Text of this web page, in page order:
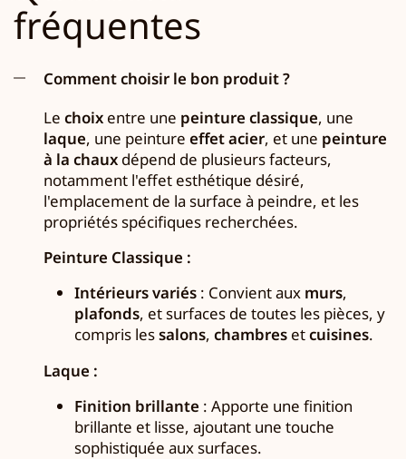
fréquentes
Comment choisir le bon produit ?
Le choix entre une peinture classique, une
laque, une peinture effet acier, et une peinture
à la chaux dépend de plusieurs facteurs,
notamment l'effet esthétique désiré,
l'emplacement de la surface à peindre, et les
propriétés spécifiques recherchées.
Peinture Classique :
Intérieurs variés: Convient aux murs,
plafonds, et surfaces de toutes les pièces, y
compris lessalons, chambresetcuisines.
Laque :
Finition brillante : Apporte une finition
brillante et lisse, ajoutant une touche
sophistiquée aux surfaces.